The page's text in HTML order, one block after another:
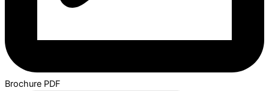
Brochure PDF